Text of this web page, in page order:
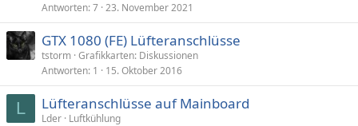
Antworten 7 23. November 2021
GTX 1080 (FE) Lüfteranschlüsse
tstorm Grafikkarten: Diskussionen
Antworten 1 15. Oktober 2016
L Lüfteranschlüsse auf Mainboard
Lder Luftkühlung